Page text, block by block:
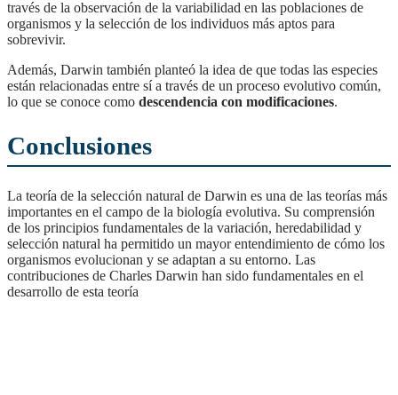
través de la observación de la variabilidad en las poblaciones de
organismos y la selección de los individuos más aptos para
sobrevivir.
Además, Darwin también planteó la idea de que todas las especies
están relacionadas entre sí a través de un proceso evolutivo común,
lo que se conoce como descendencia con modificaciones.
Conclusiones
La teoría de la selección natural de Darwin es una de las teorías más
importantes en el campo de la biología evolutiva. Su comprensión
de los principios fundamentales de la variación, heredabilidad y
selección natural ha permitido un mayor entendimiento de cómo los
organismos evolucionan y se adaptan a su entorno. Las
contribuciones de Charles Darwin han sido fundamentales en el
desarrollo de esta teoría